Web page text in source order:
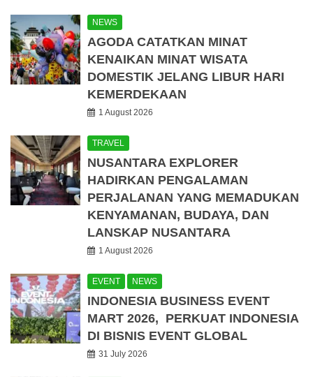
NEWS
AGODA CATATKAN MINAT
KENAIKAN MINAT WISATA
DOMESTIK JELANG LIBUR HARI
KEMERDEKAAN
1 August 2026
TRAVEL
NUSANTARA EXPLORER
HADIRKAN PENGALAMAN
PERJALANAN YANG MEMADUKAN
KENYAMANAN, BUDAYA, DAN
LANSKAP NUSANTARA
1 August 2026
EVENT NEWS
INDONESIA BUSINESS EVENT
MART 2026, PERKUAT INDONESIA
DI BISNIS EVENT GLOBAL
31 July 2026